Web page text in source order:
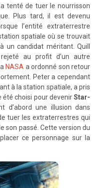
tenté de tuer le nourrisson
Plus tard, il est devenu
l’entité extraterrestre
spatiale où se trouvait
candidat méritant. Quill
au profit d’un autre
NASA a ordonné son retour
Peter a cependant
à la station spatiale, a pris
été choisi pour devenirStar-
d’abord une illusion dans
tuer les extraterrestres qui
son passé. Cette version du
ce personnage sur la